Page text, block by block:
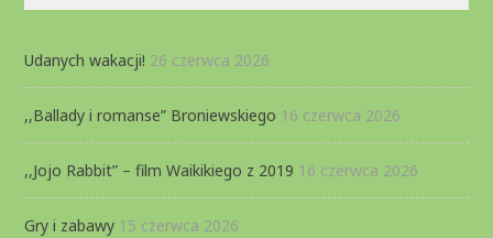
Udanych wakacji! 26 czerwca 2026
,,Ballady i romanse” Broniewskiego 16 czerwca 2026
,,Jojo Rabbit” – film Waikikiego z 2019 16 czerwca 2026
Gry i zabawy 15 czerwca 2026